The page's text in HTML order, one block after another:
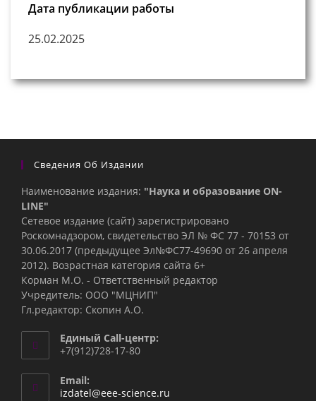
Дата публикации работы
25.02.2025
Сведения Об Издании
Наименование издания: "Наука и образование ON-
LINE"
Сетевое издание (сайт) зарегистрировано
Роскомнадзором, свидетельство ЭЛ № ФС 77 - 70153 от
30.06.2017 (предыдущее Эл№ФC77-49690 от 26 апреля
2012). Возрастная категория сайта 6+
Корман М.О. - Ответственный редактор
Учредитель: ООО "МЦНИП"
Гл.редактор: Скопин А.О.
Единый Call-центр:
+7(912)728-17-80
Email:
izdatel@eee-science.ru